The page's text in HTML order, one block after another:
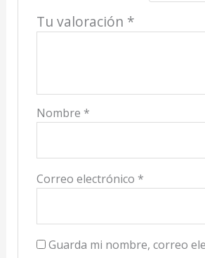
Tu valoración *
Nombre *
Correo electrónico *
Guarda mi nombre, correo